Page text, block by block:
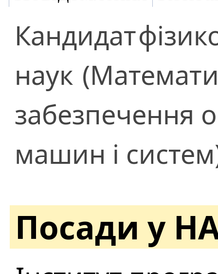
Кандидат
наук
забезпечення
машин і
Посади у